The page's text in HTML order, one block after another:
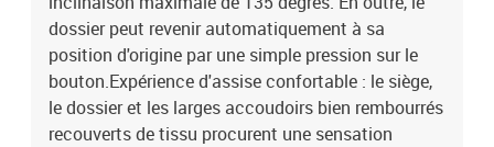
dossier peut revenir automatiquement à sa
position d'origine par une simple pression sur le
bouton.Expérience d'assise confortable : le siège,
le dossier et les larges accoudoirs bien rembourrés
recouverts de tissu procurent une sensation